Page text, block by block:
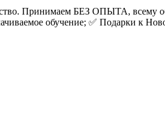
Принимаем БЕЗ ОПЫТА, всему
обучение; ✅ Подарки к